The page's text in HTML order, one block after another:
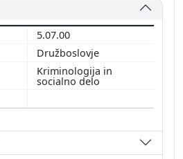
5.07.00
Družboslovje
Kriminologija in
socialno delo